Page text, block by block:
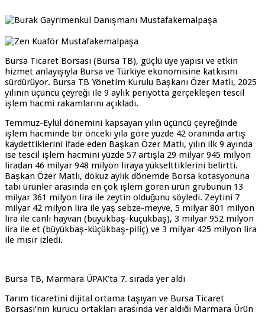
Bursa Ticaret Borsası (Bursa TB), güçlü üye yapısı ve etkin
hizmet anlayışıyla Bursa ve Türkiye ekonomisine katkısını
sürdürüyor. Bursa TB Yönetim Kurulu Başkanı Özer Matlı, 2025
yılının üçüncü çeyreği ile 9 aylık periyotta gerçekleşen tescil
işlem hacmi rakamlarını açıkladı.
Temmuz-Eylül dönemini kapsayan yılın üçüncü çeyreğinde
işlem hacminde bir önceki yıla göre yüzde 42 oranında artış
kaydettiklerini ifade eden Başkan Özer Matlı, yılın ilk 9 ayında
ise tescil işlem hacmini yüzde 57 artışla 29 milyar 945 milyon
liradan 46 milyar 948 milyon liraya yükselttiklerini belirtti.
Başkan Özer Matlı, dokuz aylık dönemde Borsa kotasyonuna
tabi ürünler arasında en çok işlem gören ürün grubunun 13
milyar 361 milyon lira ile zeytin olduğunu söyledi. Zeytini 7
milyar 42 milyon lira ile yaş sebze-meyve, 5 milyar 801 milyon
lira ile canlı hayvan (büyükbaş-küçükbaş), 3 milyar 952 milyon
lira ile et (büyükbaş-küçükbaş-piliç) ve 3 milyar 425 milyon lira
ile mısır izledi.
Bursa TB, Marmara ÜPAK’ta 7. sırada yer aldı
Tarım ticaretini dijital ortama taşıyan ve Bursa Ticaret
Borsası’nın kurucu ortakları arasında yer aldığı Marmara Ürün